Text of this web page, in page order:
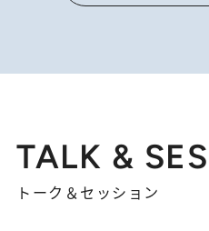
TALK &
トーク＆セッション